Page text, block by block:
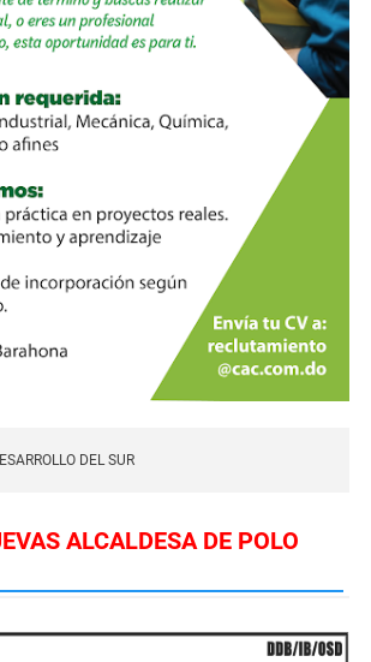
DEL SUR
ALCALDESA DE POLO